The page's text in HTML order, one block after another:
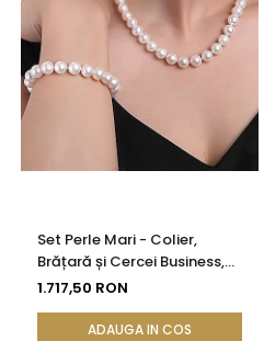
Set Perle Mari - Colier,
Brățară și Cercei Business,
Argint 925, Perle Naturale
KASKADDA®
1.717,50 RON
ADAUGA IN COS